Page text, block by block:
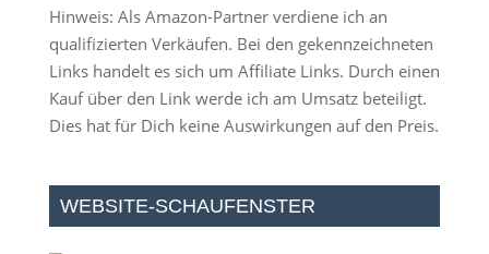
Hinweis: Als Amazon-Partner verdiene ich an
qualifizierten Verkäufen. Bei den gekennzeichneten
Links handelt es sich um Affiliate Links. Durch einen
Kauf über den Link werde ich am Umsatz beteiligt.
Dies hat für Dich keine Auswirkungen auf den Preis.
WEBSITE-SCHAUFENSTER